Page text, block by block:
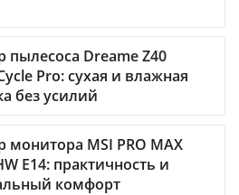
пылесоса Dreame Z40
Pro: сухая и влажная
без усилий
монитора MSI PRO MAX
E14: практичность и
комфорт